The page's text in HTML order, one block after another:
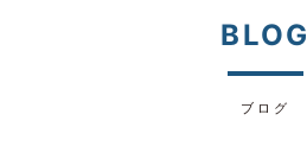
BLOG
ブログ